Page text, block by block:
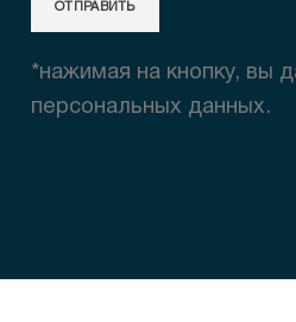
*нажимая на кнопку, вы
персональных данных.